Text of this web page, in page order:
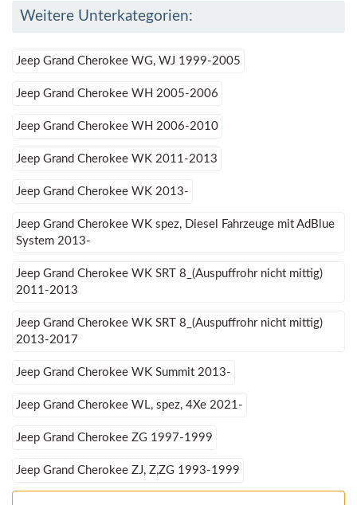
Weitere Unterkategorien:
Jeep Grand Cherokee WG, WJ 1999-2005
Jeep Grand Cherokee WH 2005-2006
Jeep Grand Cherokee WH 2006-2010
Jeep Grand Cherokee WK 2011-2013
Jeep Grand Cherokee WK 2013-
Jeep Grand Cherokee WK spez, Diesel Fahrzeuge mit AdBlue
System 2013-
Jeep Grand Cherokee WK SRT 8_(Auspuffrohr nicht mittig)
2011-2013
Jeep Grand Cherokee WK SRT 8_(Auspuffrohr nicht mittig)
2013-2017
Jeep Grand Cherokee WK Summit 2013-
Jeep Grand Cherokee WL, spez, 4Xe 2021-
Jeep Grand Cherokee ZG 1997-1999
Jeep Grand Cherokee ZJ, Z,ZG 1993-1999